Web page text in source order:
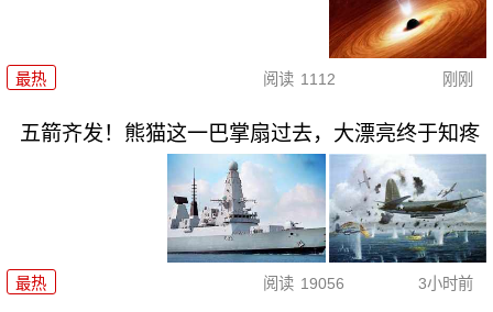
最热 阅读 1112 刚刚
五箭齐发！熊猫这一巴掌扇过去，大漂亮终于知疼
最热 阅读 19056 3小时前